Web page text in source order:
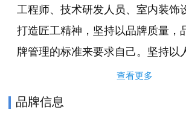
工程师、技术研发人员、室内装饰
打造匠工精神，坚持以品牌质量，
牌管理的标准来要求自己。坚持以
创新，公司全体同仁积极创导。并
化经营理念，同舟共济，营造一个
查看更多
品牌信息